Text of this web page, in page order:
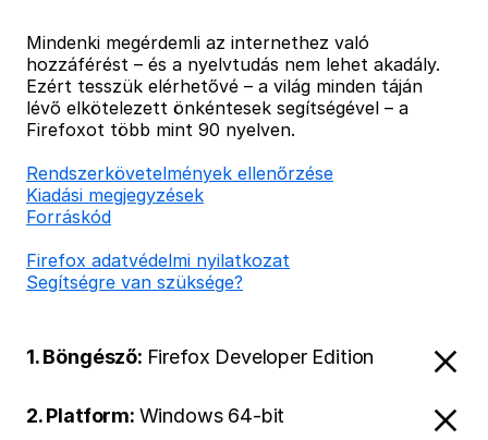
Mindenki megérdemli az internethez való
hozzáférést – és a nyelvtudás nem lehet akadály.
Ezért tesszük elérhetővé – a világ minden táján
lévő elkötelezett önkéntesek segítségével – a
Firefoxot több mint 90 nyelven.
Rendszerkövetelmények ellenőrzése
Kiadási megjegyzések
Forráskód
Firefox adatvédelmi nyilatkozat
Segítségre van szüksége?
1. Böngésző: Firefox Developer Edition
2. Platform: Windows 64-bit